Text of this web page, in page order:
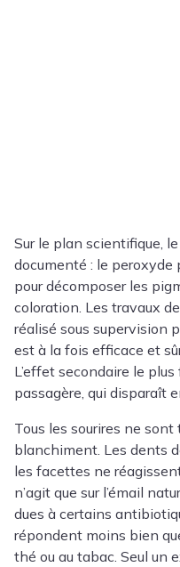
Sur le plan scientifique,
documenté : le peroxyde
pour décomposer les
coloration. Les travaux
réalisé sous supervision
est à la fois efficace et
L’effet secondaire le
passagère, qui disparaît
Tous les sourires ne
blanchiment. Les dents
les facettes ne
n’agit que sur l’émail
dues à certains
répondent moins bien
thé ou au tabac. Seul un